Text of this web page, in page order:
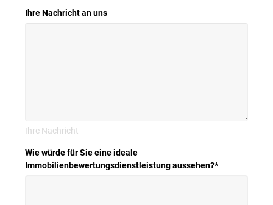
Ihre Nachricht an uns
Ihre Nachricht
Wie würde für Sie eine ideale
Immobilienbewertungsdienstleistung aussehen?*